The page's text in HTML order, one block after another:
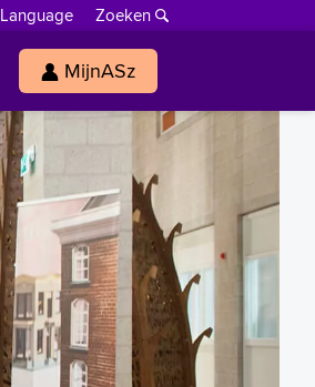
Language
Zoeken
MijnASz